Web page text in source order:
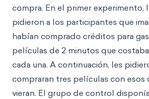
compra. En el primer experimento,
pidieron a los participantes que
habían comprado créditos para
películas de 2 minutos que
cada una. A continuación, les
compraran tres películas con esos
vieran. El grupo de control